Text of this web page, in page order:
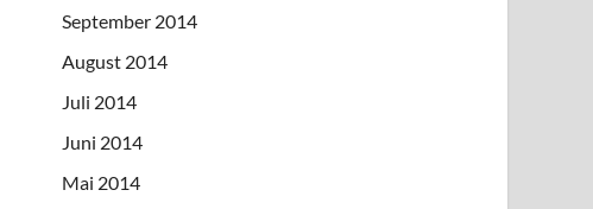
September 2014
August 2014
Juli 2014
Juni 2014
Mai 2014